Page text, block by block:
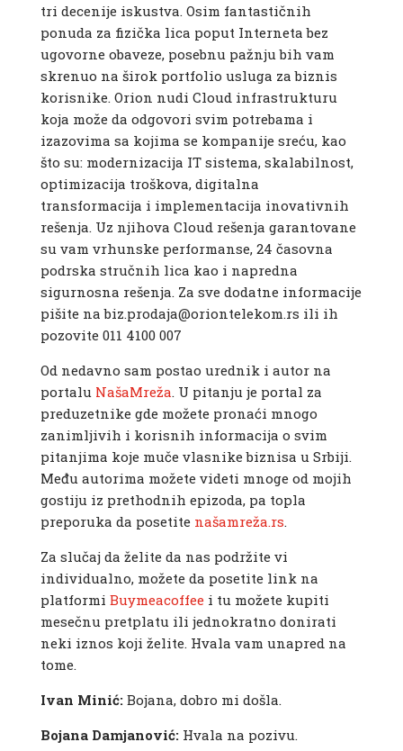
tri decenije iskustva. Osim fantastičnih
ponuda za fizička lica poput Interneta bez
ugovorne obaveze, posebnu pažnju bih vam
skrenuo na širok portfolio usluga za biznis
korisnike. Orion nudi Cloud infrastrukturu
koja može da odgovori svim potrebama i
izazovima sa kojima se kompanije sreću, kao
što su: modernizacija IT sistema, skalabilnost,
optimizacija troškova, digitalna
transformacija i implementacija inovativnih
rešenja. Uz njihova Cloud rešenja garantovane
su vam vrhunske performanse, 24 časovna
podrska stručnih lica kao i napredna
sigurnosna rešenja. Za sve dodatne informacije
pišite na biz.prodaja@oriontelekom.rs ili ih
pozovite 011 4100 007
Od nedavno sam postao urednik i autor na
portalu NašaMreža. U pitanju je portal za
preduzetnike gde možete pronaći mnogo
zanimljivih i korisnih informacija o svim
pitanjima koje muče vlasnike biznisa u Srbiji.
Među autorima možete videti mnoge od mojih
gostiju iz prethodnih epizoda, pa topla
preporuka da posetite našamreža.rs.
Za slučaj da želite da nas podržite vi
individualno, možete da posetite link na
platformi Buymeacoffeei tu možete kupiti
mesečnu pretplatu ili jednokratno donirati
neki iznos koji želite. Hvala vam unapred na
tome.
Ivan Minić: Bojana, dobro mi došla.
Bojana Damjanović: Hvala na pozivu.